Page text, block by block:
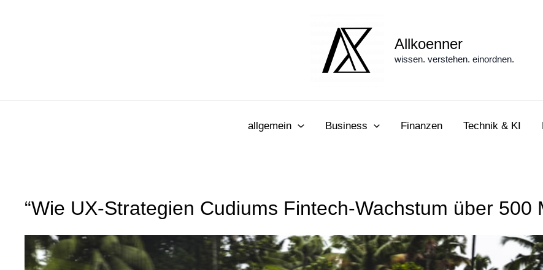
Allkoenner
wissen. verstehen. einordnen.
allgemein Business Finanzen Technik & KI
“Wie UX-Strategien Cudiums Fintech-Wachstum über 500